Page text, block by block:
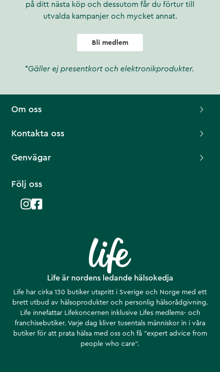
på ditt nästa köp och dessutom får du förtur till
utvalda kampanjer och mycket annat.
Bli medlem
*Gäller ej presentkort och elektronikprodukter.
Life är nordens ledande hälsokedja
Life har cirka 130 butiker utspritt i Sverige och Norge med ett
brett utbud av hälsoprodukter och personlig hälsorådgivning.
Life innefattar Lifekoncernen inklusive Lifes medlems- och
franchisebutiker. Varje dag kliver tusentals människor in i våra
butiker för att prata hälsa med oss och få ”expert advice from
people who care”.
Om oss
Kontakta oss
Genvägar
Följ oss